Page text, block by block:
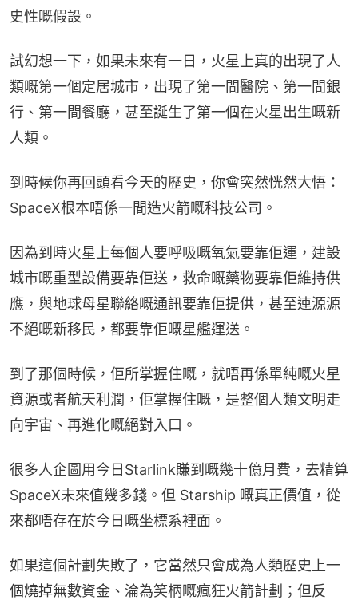
史性嘅假設。
試幻想一下，如果未來有一日，火星上真的出現了人
類嘅第一個定居城市，出現了第一間醫院、第一間銀
行、第一間餐廳，甚至誕生了第一個在火星出生嘅新
人類。
到時候你再回頭看今天的歷史，你會突然恍然大悟：
SpaceX根本唔係一間造火箭嘅科技公司。
因為到時火星上每個人要呼吸嘅氧氣要靠佢運，建設
城市嘅重型設備要靠佢送，救命嘅藥物要靠佢維持供
應，與地球母星聯絡嘅通訊要靠佢提供，甚至連源源
不絕嘅新移民，都要靠佢嘅星艦運送。
到了那個時候，佢所掌握住嘅，就唔再係單純嘅火星
資源或者航天利潤，佢掌握住嘅，是整個人類文明走
向宇宙、再進化嘅絕對入口。
很多人企圖用今日Starlink賺到嘅幾十億月費，去精算
SpaceX未來值幾多錢。但 Starship 嘅真正價值，從
來都唔存在於今日嘅坐標系裡面。
如果這個計劃失敗了，它當然只會成為人類歷史上一
個燒掉無數資金、淪為笑柄嘅瘋狂火箭計劃；但反